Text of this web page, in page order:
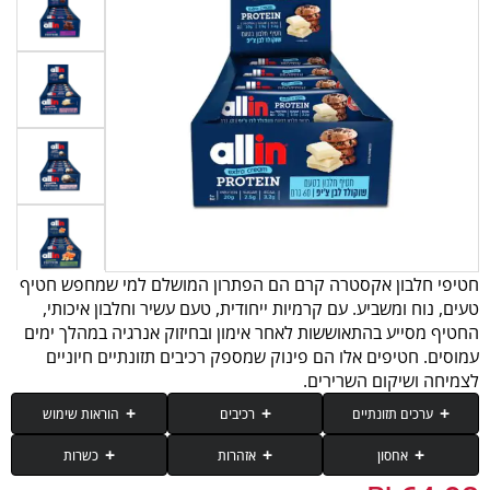
חטיפי חלבון אקסטרה קרם הם הפתרון המושלם למי שמחפש חטיף
טעים, נוח ומשביע. עם קרמיות ייחודית, טעם עשיר וחלבון איכותי,
החטיף מסייע בהתאוששות לאחר אימון ובחיזוק אנרגיה במהלך ימים
עמוסים. חטיפים אלו הם פינוק שמספק רכיבים תזונתיים חיוניים
לצמיחה ושיקום השרירים.
ערכים תזונתיים רכיבים הוראות שימוש
אחסון אזהרות כשרות